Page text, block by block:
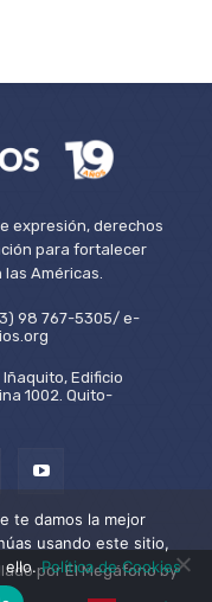
expresión, derechos
para fortalecer
Américas.
98 767-5305/ e-
Edificio
1002. Quito-
por El Megáfono by
te damos la mejor
usando este sitio,
ello.Política de Cookies